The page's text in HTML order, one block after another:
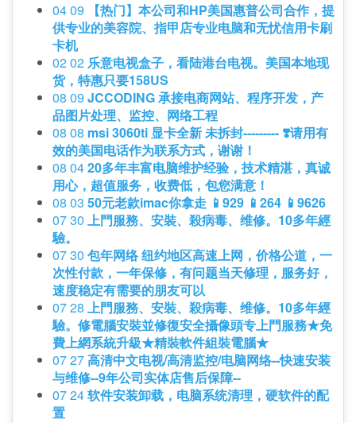
04 09
【热门】本公司和HP美国惠普公司合作，提
供专业的美容院、指甲店专业电脑和无忧信用卡刷
卡机
02 02乐意电视盒子，看陆港台电视。美国本地现
货，特惠只要158US
08 09 JCCODING 承接电商网站、程序开发，产
品图片处理、监控、网络工程
08 08 msi 3060ti 显卡全新 未拆封--------- ❣️请用有
效的美国电话作为联系方式，谢谢！
08 0420多年丰富电脑维护经验，技术精湛，真诚
用心，超值服务，收费低，包您满意！
08 03 50元老款imac你拿走 📱929 📱264 📱9626
07 30 上門服務、安裝、殺病毒、维修。10多年經
驗。
07 30 包年网络 纽约地区高速上网，价格公道，一
次性付款，一年保修，有问题当天修理，服务好，
速度稳定有需要的朋友可以
07 28 上門服務、安裝、殺病毒、维修。10多年經
驗。修電腦安裝並修復安全攝像頭专上門服務★免
費上網系統升級★精裝軟件組裝電腦★
07 27高清中文电视/高清监控/电脑网络--快速安装
与维修--9年公司实体店售后保障--
07 24软件安装卸载，电脑系统清理，硬软件的配
置